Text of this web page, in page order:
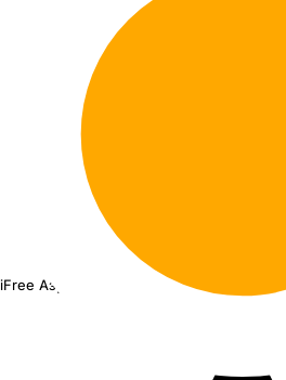
iFree Азур 16"x6.5J PCD 5x114.3 ЕТ 45